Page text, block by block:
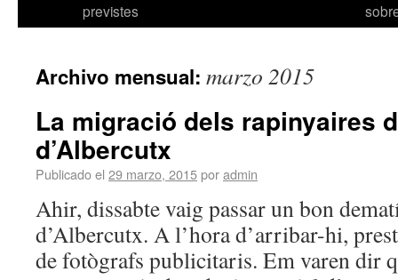
previstes
Archivo mensual: marzo 2015
La migració dels rapinyaires
d’Albercutx
Publicado el 29 marzo, 2015poradmin
Ahir, dissabte vaig passar un bon
d’Albercutx. A l’hora d’arribar-hi,
de fotògrafs publicitaris. Em varen dir